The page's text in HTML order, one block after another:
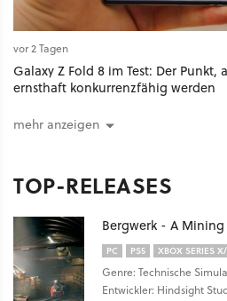
vor 2 Tagen
Galaxy Z Fold 8 im Test: Der Punkt,
ernsthaft konkurrenzfähig werden
mehr anzeigen
TOP-RELEASES
Bergwerk - A Mining
PC PS5 XBOX SERIES
Genre: Technische
Entwickler: Hindsight